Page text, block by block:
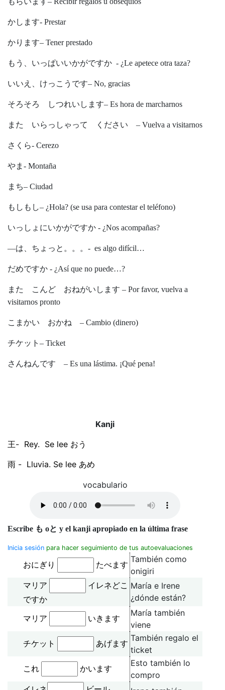
かします- Prestar
かります– Tener prestado
もう、いっぱいいかがですか - ¿Le apetece otra taza?
いいえ、けっこうです– No, gracias
そろそろ しつれいします– Es hora de marcharnos
また いらっしゃって ください – Vuelva a visitarnos
さくら- Cerezo
やま- Montaña
まち– Ciudad
もしもし– ¿Hola? (se usa para contestar el teléfono)
いっしょにいかがですか - ¿Nos acompañas?
―は、ちょっと。。。- es algo difícil…
だめですか - ¿Así que no puede…?
また こんど おねがいします – Por favor, vuelva a
visitarnos pronto
こまかい おかね – Cambio (dinero)
チケット– Ticket
さんねんです – Es una lástima. ¡Qué pena!
Kanji
王- Rey. Se lee おう
雨 - Lluvia. Se lee あめ
vocabulario
Escribe も oと y el kanji apropiado en la última frase
Inicia sesión para hacer seguimiento de tus autoevaluaciones
おにぎり たべます
También como
onigiri
マリア
イレネどこ
ですか
María e Irene
¿dónde están?
マリア いきます
María también
viene
チケット あげます
También regalo el
ticket
これ かいます
Esto también lo
compro